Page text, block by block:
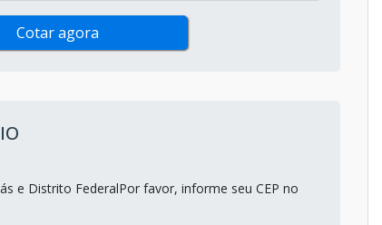
Cotar agora
e Distrito FederalPor favor, informe seu CEP no